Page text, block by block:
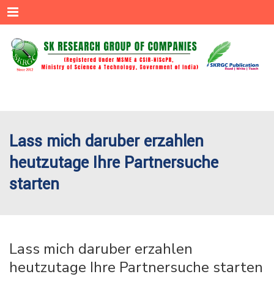
Menu
Lass mich daruber erzahlen
heutzutage Ihre Partnersuche
starten
Lass mich daruber erzahlen
heutzutage Ihre Partnersuche starten